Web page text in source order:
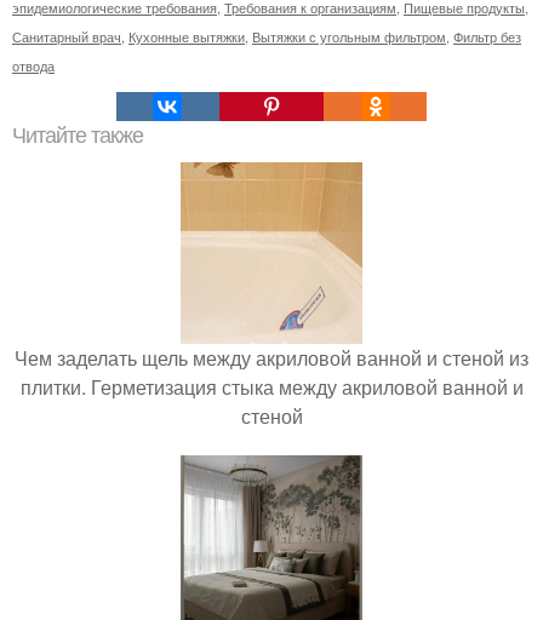
эпидемиологические требования Требования к организациям Пищевые продукты
Санитарный врач Кухонные вытяжки Вытяжки с угольным фильтром Фильтр без
отвода
Читайте также
Чем заделать щель между акриловой ванной и стеной из
плитки. Герметизация стыка между акриловой ванной и
стеной